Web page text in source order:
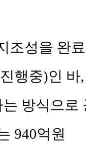
조성을 완
행중)인
방식으로
940억원